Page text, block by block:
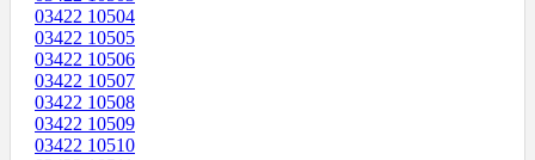
03422 10504
03422 10505
03422 10506
03422 10507
03422 10508
03422 10509
03422 10510